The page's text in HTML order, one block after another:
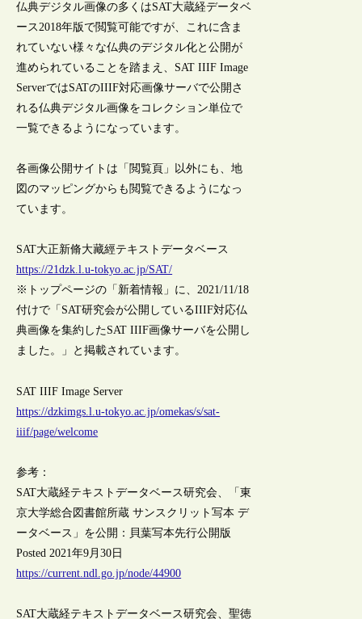
仏典デジタル画像の多くはSAT大蔵経データベ
ース2018年版で閲覧可能ですが、これに含ま
れていない様々な仏典のデジタル化と公開が
進められていることを踏まえ、SAT IIIF Image
ServerではSATのIIIF対応画像サーバで公開さ
れる仏典デジタル画像をコレクション単位で
一覧できるようになっています。
各画像公開サイトは「閲覧頁」以外にも、地
図のマッピングからも閲覧できるようになっ
ています。
SAT大正新脩大藏經テキストデータベース
https://21dzk.l.u-tokyo.ac.jp/SAT/
※トップページの「新着情報」に、2021/11/18
付けで「SAT研究会が公開しているIIIF対応仏
典画像を集約したSAT IIIF画像サーバを公開し
ました。」と掲載されています。
SAT IIIF Image Server
https://dzkimgs.l.u-tokyo.ac.jp/omekas/s/sat-
iiif/page/welcome
参考：
SAT大蔵経テキストデータベース研究会、「東
京大学総合図書館所蔵 サンスクリット写本 デ
ータベース」を公開：貝葉写本先行公開版
Posted 2021年9月30日
https://current.ndl.go.jp/node/44900
SAT大蔵経テキストデータベース研究会、聖徳